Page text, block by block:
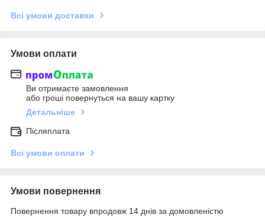
Всі умови доставки
Умови оплати
Ви отримаєте замовлення
або гроші повернуться на вашу картку
Детальніше
Післяплата
Всі умови оплати
Умови повернення
Повернення товару впродовж 14 днів за домовленістю